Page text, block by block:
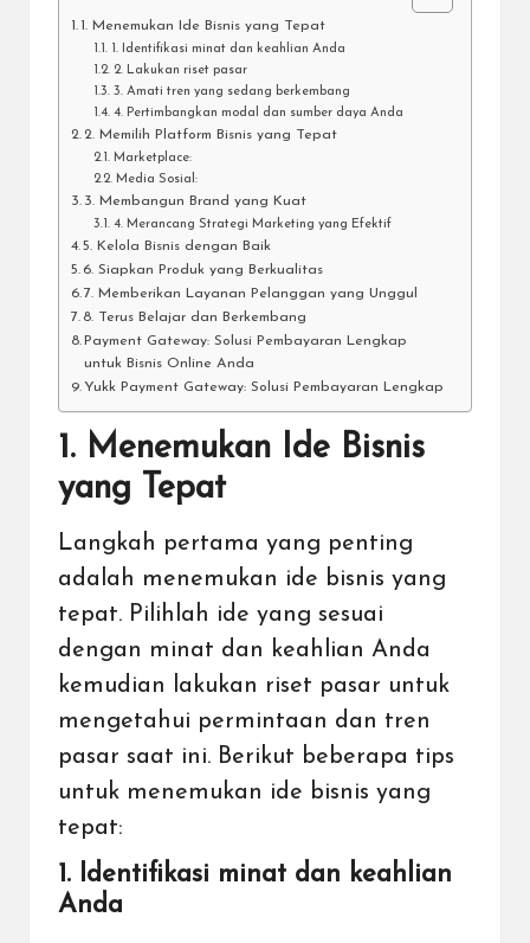
1. Menemukan Ide Bisnis yang Tepat
1. Identifikasi minat dan keahlian Anda
2. Lakukan riset pasar
3. Amati tren yang sedang berkembang
4. Pertimbangkan modal dan sumber daya Anda
2. Memilih Platform Bisnis yang Tepat
Marketplace:
Media Sosial:
3. Membangun Brand yang Kuat
4. Merancang Strategi Marketing yang Efektif
5. Kelola Bisnis dengan Baik
6. Siapkan Produk yang Berkualitas
7. Memberikan Layanan Pelanggan yang Unggul
8. Terus Belajar dan Berkembang
Payment Gateway: Solusi Pembayaran Lengkap
untuk Bisnis Online Anda
Yukk Payment Gateway: Solusi Pembayaran Lengkap
1. Menemukan Ide Bisnis
yang Tepat
Langkah pertama yang penting
adalah menemukan ide bisnis yang
tepat. Pilihlah ide yang sesuai
dengan minat dan keahlian Anda
kemudian lakukan riset pasar untuk
mengetahui permintaan dan tren
pasar saat ini. Berikut beberapa tips
untuk menemukan ide bisnis yang
tepat:
1. Identifikasi minat dan keahlian
Anda